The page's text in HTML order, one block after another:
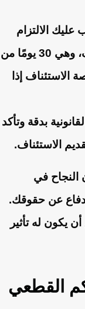
عليك الالتزام
بالمدة الزمنية المحددة لتقديم الاستئناف، وهي 30 يومًا من
إذا
بدقة وتأكد
الاستئناف.
النجاح في
عن حقوقك.
يكون له تأثير
القطعي